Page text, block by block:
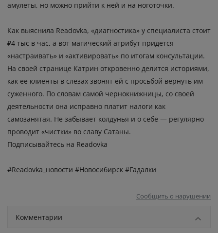
амулеты, но можно прийти к ней и на ноготочки.
Как выяснила Readovka, «диагностика» у специалиста стоит
₽4 тыс в час, а вот магический атрибут придется
«настраивать» и «активировать» по итогам консультации.
На своей странице Катрин откровенно делится историями,
как ее клиенты в слезах звонят ей с просьбой вернуть им
суженного. По словам самой чернокнижницы, со своей
деятельности она исправно платит налоги как
самозанятая. Не забывает колдунья и о себе — регулярно
проводит «чистки» во славу Сатаны.
Подписывайтесь на Readovka
#Readovka_новости #Новосибирск #Гадалки
Сообщить о нарушении
Комментарии